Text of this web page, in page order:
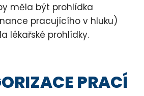
měla být prohlídka
pracujícího v hluku)
lékařské prohlídky.
PRACÍ